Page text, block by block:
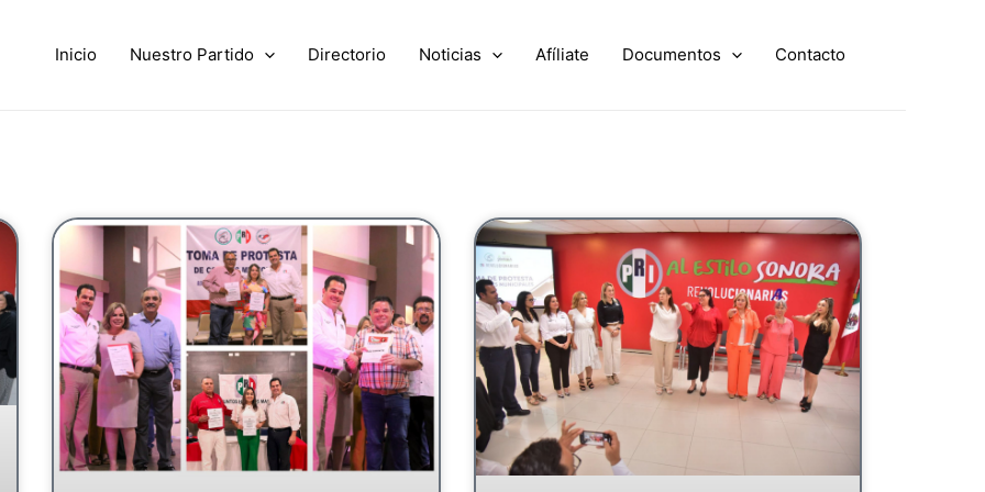
Inicio Nuestro Partido Directorio Noticias Afíliate Documentos Contacto
PagePagePagePagePagePagePagePagePagePagePagePagePage PagePagePagePagePagePagePage